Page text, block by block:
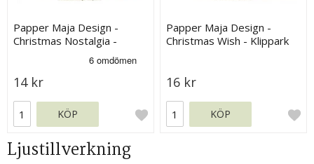
Papper Maja Design -
Christmas Nostalgia -
14 kr
KÖP
Papper Maja Design -
Christmas Wish - Klippark
16 kr
KÖP
Ljustillverkning